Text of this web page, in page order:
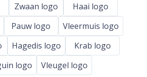
Zwaan logo
Haai logo
Pauw logo
Vleermuis logo
Hagedis logo
Krab logo
logo
Vleugel logo